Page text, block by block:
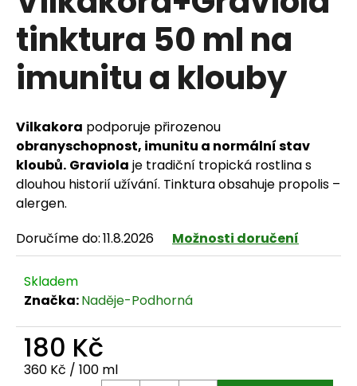
tinktura 50 ml na
imunitu a klouby
Vilkakora podporuje přirozenou
obranyschopnost, imunitu a normální stav
kloubů. Graviola je tradiční tropická rostlina s
dlouhou historií užívání. Tinktura obsahuje propolis –
alergen.
Doručíme do:11.8.2026 Možnosti doručení
Skladem
Značka:Naděje-Podhorná
180 Kč
Měrná cena:
360 Kč / 100 ml
HLEDAT
D
o
p
o
r
u
č
u